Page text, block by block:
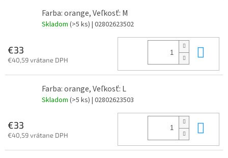
Farba: orange, Veľkosť: M
Skladom (>5 ks) | 02802623502
€33
€40,59 vrátane DPH
Farba: orange, Veľkosť: L
Skladom (>5 ks) | 02802623503
€33
€40,59 vrátane DPH